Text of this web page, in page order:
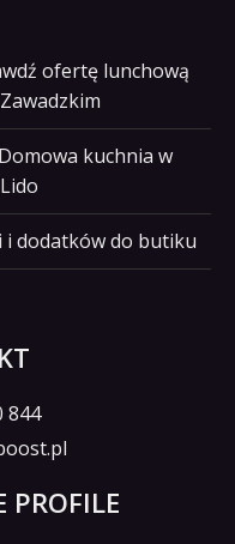
ofertę lunchową
kuchnia w
dodatków do butiku
844
PROFILE